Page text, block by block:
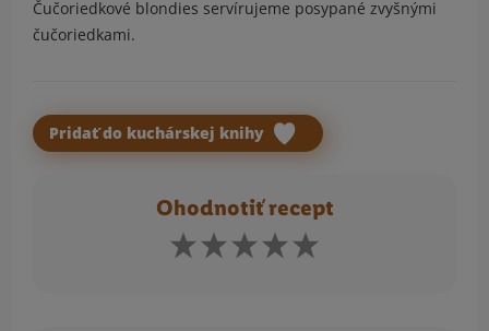
Čučoriedkové blondies servírujeme posypané zvyšnými
čučoriedkami.
Pridať do kuchárskej knihy
Ohodnotiť recept